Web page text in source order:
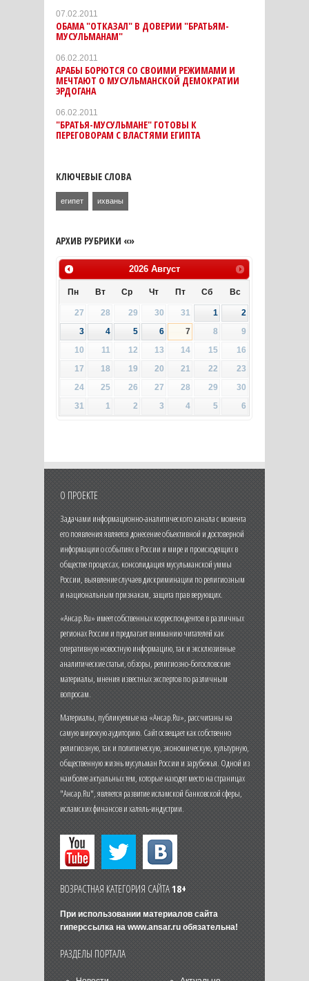
07.02.2011
ОБАМА "ОТКАЗАЛ" В ДОВЕРИИ "БРАТЬЯМ-
МУСУЛЬМАНАМ"
06.02.2011
АРАБЫ БОРЮТСЯ СО СВОИМИ РЕЖИМАМИ И
МЕЧТАЮТ О МУСУЛЬМАНСКОЙ ДЕМОКРАТИИ
ЭРДОГАНА
06.02.2011
"БРАТЬЯ-МУСУЛЬМАНЕ" ГОТОВЫ К
ПЕРЕГОВОРАМ С ВЛАСТЯМИ ЕГИПТА
КЛЮЧЕВЫЕ СЛОВА
египет ихваны
АРХИВ РУБРИКИ «»
2026 Август
Пн Вт Ср Чт Пт Сб Вс
27 28 29 30 31 1
2
3
4 5 6 7 8
9
10
11 12 13 14 15
16
17
18 19 20 21 22
23
24
25 26 27 28 29
30
31
1 2 3 4 5 6
О ПРОЕКТЕ
Задачами информационно-аналитического канала с момента
его появления является донесение объективной и достоверной
информации о событиях в России и мире и происходящих в
обществе процессах, консолидация мусульманской уммы
России, выявление случаев дискриминации по религиозным
и национальным признакам, защита прав верующих.
«Ансар.Ru» имеет собственных корреспондентов в различных
регионах России и предлагает вниманию читателей как
оперативную новостную информацию, так и эксклюзивные
аналитические статьи, обзоры, религиозно-богословские
материалы, мнения известных экспертов по различным
вопросам.
Материалы, публикуемые на «Ансар.Ru», рассчитаны на
самую широкую аудиторию. Сайт освещает как собственно
религиозную, так и политическую, экономическую, культурную,
общественную жизнь мусульман России и зарубежья. Одной из
наиболее актуальных тем, которые находят место на страницах
"Ансар.Ru", является развитие исламской банковской сферы,
исламских финансов и халяль-индустрии.
ВОЗРАСТНАЯ КАТЕГОРИЯ САЙТА18+
При использовании материалов сайта
гиперссылка на www.ansar.ruобязательна!
РАЗДЕЛЫ ПОРТАЛА